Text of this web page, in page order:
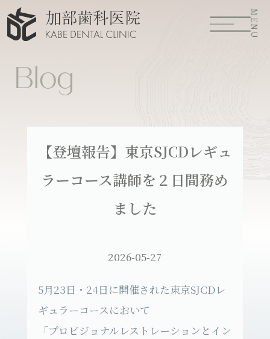
MENU
Blog
【登壇報告】東京SJCDレギュ
ラーコース講師を２日間務め
ました
2026-05-27
5月23日・24日に開催された東京SJCDレ
ギュラーコースにおいて
「プロビジョナルレストレーションとイン